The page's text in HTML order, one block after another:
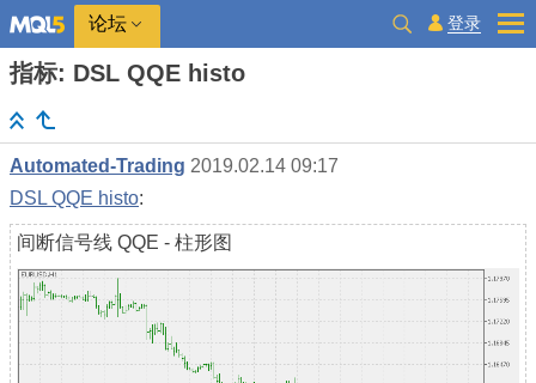
论坛 登录
指标: DSL QQE histo
Automated-Trading 2019.02.14 09:17
DSL QQE histo:
间断信号线 QQE - 柱形图